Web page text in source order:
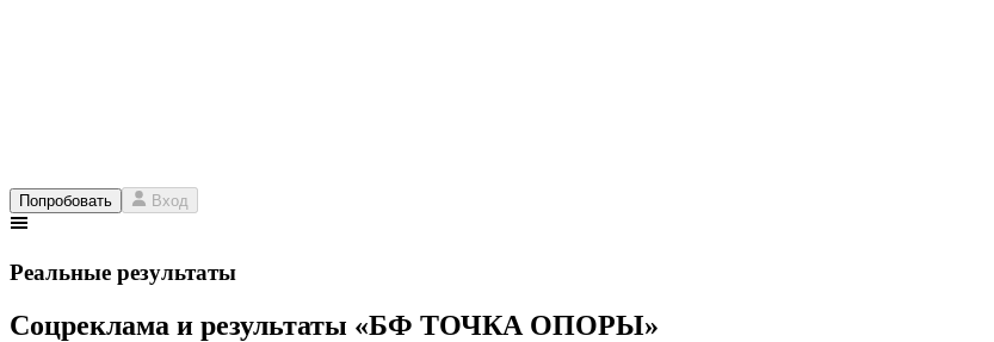
Попробовать Вход
Реальные результаты
Соцреклама и результаты «БФ ТОЧКА ОПОРЫ»